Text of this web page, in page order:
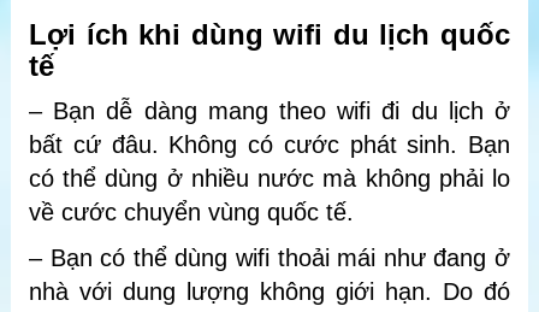
Lợi ích khi dùng wifi du lịch quốc
tế
– Bạn dễ dàng mang theo wifi đi du lịch ở
bất cứ đâu. Không có cước phát sinh. Bạn
có thể dùng ở nhiều nước mà không phải lo
về cước chuyển vùng quốc tế.
– Bạn có thể dùng wifi thoải mái như đang ở
nhà với dung lượng không giới hạn. Do đó